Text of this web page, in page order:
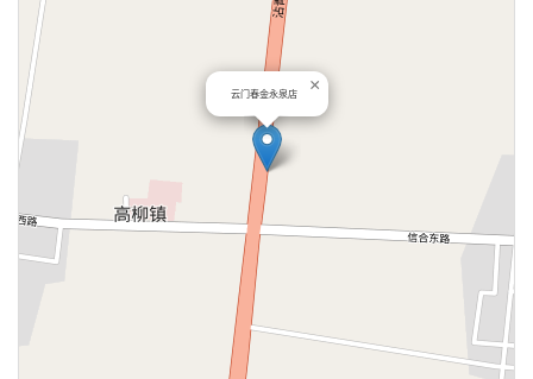
云门春金永泉店 ×